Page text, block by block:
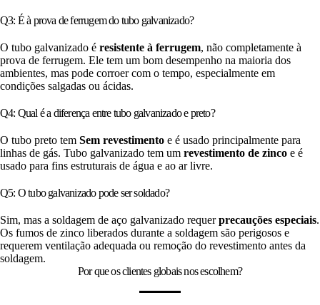
Q3: É à prova de ferrugem do tubo galvanizado?
O tubo galvanizado é resistente à ferrugem, não completamente à
prova de ferrugem. Ele tem um bom desempenho na maioria dos
ambientes, mas pode corroer com o tempo, especialmente em
condições salgadas ou ácidas.
Q4: Qual é a diferença entre tubo galvanizado e preto?
O tubo preto tem Sem revestimento e é usado principalmente para
linhas de gás. Tubo galvanizado tem um revestimento de zinco e é
usado para fins estruturais de água e ao ar livre.
Q5: O tubo galvanizado pode ser soldado?
Sim, mas a soldagem de aço galvanizado requerprecauções especiais.
Os fumos de zinco liberados durante a soldagem são perigosos e
requerem ventilação adequada ou remoção do revestimento antes da
soldagem.
Por que os clientes globais nos escolhem?